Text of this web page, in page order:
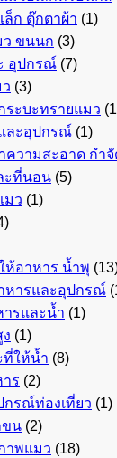
ล็ก ตุ๊กตาผ้า (1)
ว ขนนก (3)
อุปกรณ์ (7)
(3)
ระบะทรายแมว
ละอุปกรณ์ (1)
ความสะอาด กำ
ะที่นอน (5)
มว (1)
ห้อาหาร น้ำพุ
หารและอุปกรณ์
รและน้ำ (1)
(1)
ที่ให้น้ำ (8)
ร (2)
กรณ์ท่องเที่ยว (1)
น (2)
าพแมว (18)